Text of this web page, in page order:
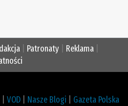
Patronaty Reklama
VOD Nasze Blogi
Gazeta Polska